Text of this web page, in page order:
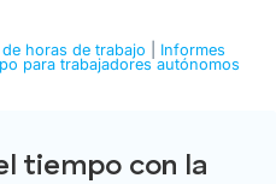
horas de trabajo
Informes
para trabajadores autónomos
tiempo con la